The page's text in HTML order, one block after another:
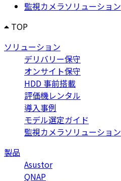
監視カメラソリューション
TOP
ソリューション
デリバリー保守
オンサイト保守
HDD 事前搭載
評価機レンタル
導入事例
モデル選定ガイド
監視カメラソリューション
製品
Asustor
QNAP